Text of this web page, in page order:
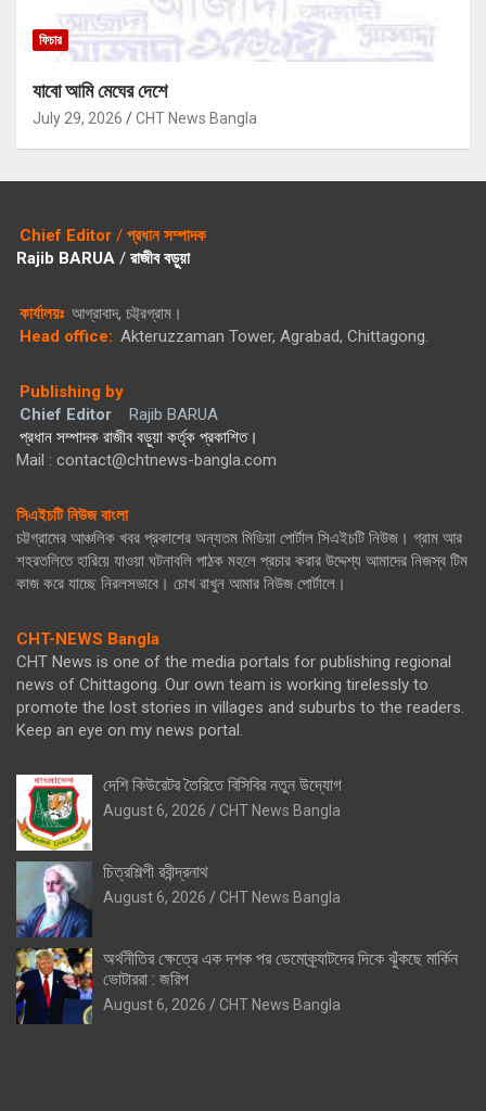
ফিচার
যাবো আমি মেঘের দেশে
July 29, 2026 CHT News Bangla
Chief Editor / প্রধান সম্পাদক
Rajib BARUA / রাজীব বড়ুয়া
কার্যালয়ঃ আগ্রাবাদ, চট্ট্রগ্রাম।
Head office: Akteruzzaman Tower, Agrabad, Chittagong.
Publishing by
Chief Editor
Rajib BARUA
প্রধান সম্পাদক রাজীব বড়ুয়া কর্তৃক প্রকাশিত।
Mail : contact@chtnews-bangla.com
সিএইচটি নিউজ বাংলা
চট্টগ্রামের আঞ্চলিক খবর প্রকাশের অন্যতম মিডিয়া পোর্টাল সিএইচটি নিউজ। গ্রাম আর
শহরতলিতে হারিয়ে যাওয়া ঘটনাবলি পাঠক মহলে প্রচার করার উদ্দেশ্য আমাদের নিজস্ব টিম
কাজ করে যাচ্ছে নিরলসভাবে। চোখ রাখুন আমার নিউজ পোর্টালে।
CHT-NEWS Bangla
CHT News is one of the media portals for publishing regional
news of Chittagong. Our own team is working tirelessly to
promote the lost stories in villages and suburbs to the readers.
Keep an eye on my news portal.
দেশি কিউরেটর তৈরিতে বিসিবির নতুন উদ্যোগ
August 6, 2026 CHT News Bangla
চিত্রশিল্পী রবীন্দ্রনাথ
August 6, 2026 CHT News Bangla
অর্থনীতির ক্ষেত্রে এক দশক পর ডেমোক্র্যাটদের দিকে ঝুঁকছে মার্কিন
ভোটাররা : জরিপ
August 6, 2026 CHT News Bangla